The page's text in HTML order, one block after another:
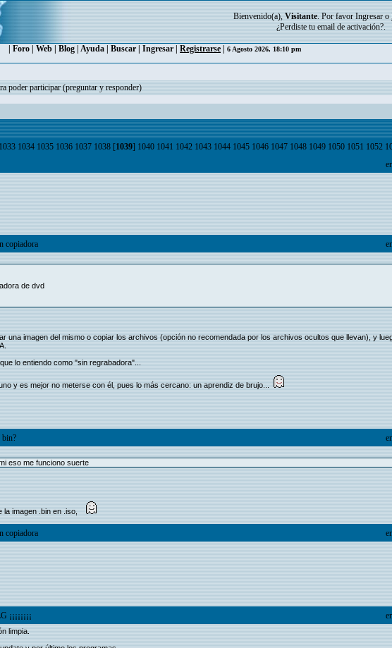
Bienvenido(a), Visitante. Por favor Ingresar o
¿Perdiste tu email de activación?.
Foro Web Blog Ayuda Buscar Ingresar Registrarse 6 Agosto 2026, 18:10 pm
poder participar (preguntar y responder)
1033 1034 1035 1036 1037 1038 [1039] 1040 1041 1042 1043 1044 1045 1046 1047 1048 1049 1050 1051 1052
copiadora
de dvd
una imagen del mismo o copiar los archivos (opción no recomendada por los archivos ocultos que llevan), y
lo entiendo como "sin regrabadora"...
y es mejor no meterse con él, pues lo más cercano: un aprendiz de brujo...
bin?
eso me funciono suerte
la imagen .bin en .iso,
copiadora
limpia.